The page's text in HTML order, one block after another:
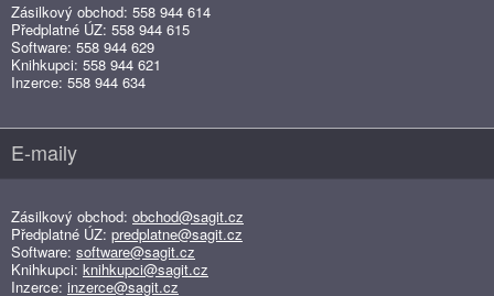
Zásilkový obchod: 558 944 614
Předplatné ÚZ: 558 944 615
Software: 558 944 629
Knihkupci: 558 944 621
Inzerce: 558 944 634
E-maily
Zásilkový obchod: obchod@sagit.cz
Předplatné ÚZ: predplatne@sagit.cz
Software: software@sagit.cz
Knihkupci: knihkupci@sagit.cz
Inzerce: inzerce@sagit.cz